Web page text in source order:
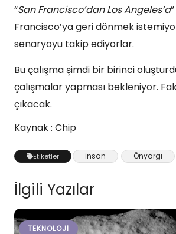
“San Francisco’dan Los Angeles’a
Francisco’ya geri dönmek
senaryoyu takip ediyorlar.
Bu çalışma şimdi bir birinci
çalışmalar yapması bekleniyor.
çıkacak.
Kaynak : Chip
Etiketler İnsan Önyargı
İlgili Yazılar
TEKNOLOJI